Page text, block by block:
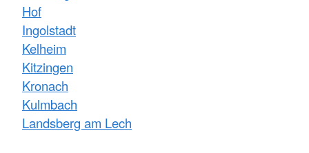
Hof
Ingolstadt
Kelheim
Kitzingen
Kronach
Kulmbach
Landsberg am Lech